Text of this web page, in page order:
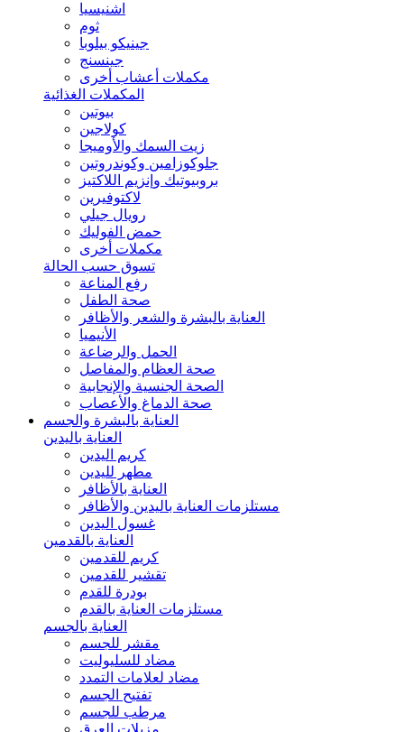
اشنيسيا
ثوم
جينيكو بيلوبا
جينسنج
مكملات أعشاب أخرى
المكملات الغذائية
بيوتين
كولاجين
زيت السمك والأوميجا
جلوكوزامين وكوندروتين
بروبيوتيك وإنزيم اللاكتيز
لاكتوفيرين
رويال جيلي
حمض الفوليك
مكملات أخرى
تسوق حسب الحالة
رفع المناعة
صحة الطفل
العناية بالبشرة والشعر والأظافر
الأنيميا
الحمل والرضاعة
صحة العظام والمفاصل
الصحة الجنسية والإنجابية
صحة الدماغ والأعصاب
العناية بالبشرة والجسم
العناية باليدين
كريم اليدين
مطهر لليدين
العناية بالأظافر
مستلزمات العناية باليدين والأظافر
غسول اليدين
العناية بالقدمين
كريم للقدمين
تقشير للقدمين
بودرة للقدم
مستلزمات العناية بالقدم
العناية بالجسم
مقشر للجسم
مضاد للسليوليت
مضاد لعلامات التمدد
تفتيح الجسم
مرطب للجسم
مزيلات العرق